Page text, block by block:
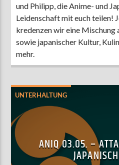
und Philipp, die Anime- und
Leidenschaft mit euch teilen!
kredenzen wir eine Mischung
sowie japanischer Kultur,
mehr.
UNTERHALTUNG
ANIQ 03.05. –